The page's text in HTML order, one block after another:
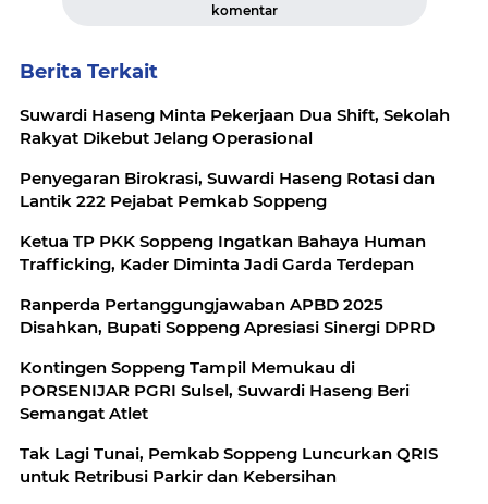
komentar
Berita Terkait
Suwardi Haseng Minta Pekerjaan Dua Shift, Sekolah
Rakyat Dikebut Jelang Operasional
Penyegaran Birokrasi, Suwardi Haseng Rotasi dan
Lantik 222 Pejabat Pemkab Soppeng
Ketua TP PKK Soppeng Ingatkan Bahaya Human
Trafficking, Kader Diminta Jadi Garda Terdepan
Ranperda Pertanggungjawaban APBD 2025
Disahkan, Bupati Soppeng Apresiasi Sinergi DPRD
Kontingen Soppeng Tampil Memukau di
PORSENIJAR PGRI Sulsel, Suwardi Haseng Beri
Semangat Atlet
Tak Lagi Tunai, Pemkab Soppeng Luncurkan QRIS
untuk Retribusi Parkir dan Kebersihan